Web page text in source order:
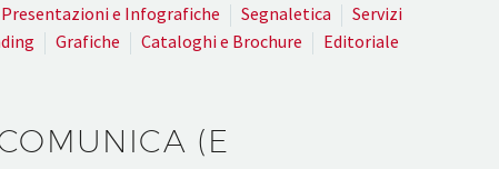
Presentazioni e Infografiche Segnaletica
Servizi
Grafiche Cataloghi e Brochure
Editoriale
(E